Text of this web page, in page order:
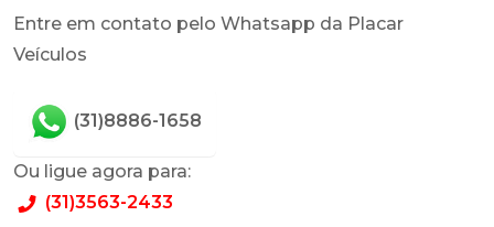
Entre em contato pelo Whatsapp da Placar
Veículos
(31)8886-1658
Ou ligue agora para:
(31)3563-2433